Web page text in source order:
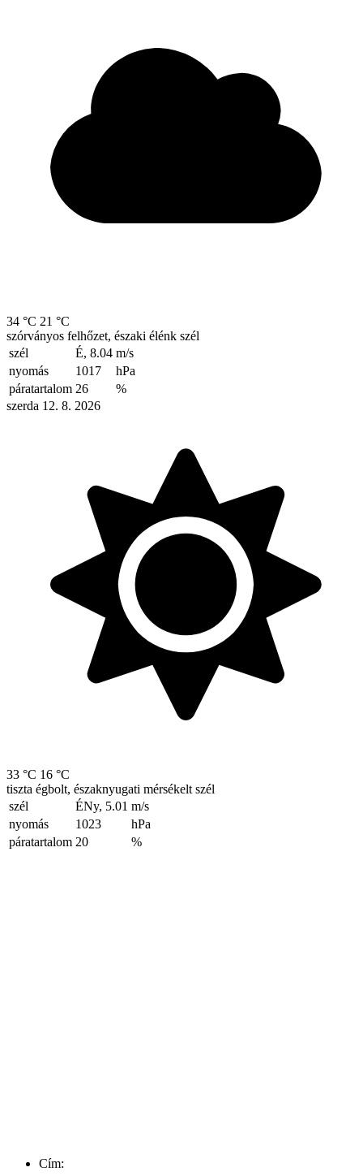
34 °C 21 °C
szórványos felhőzet, északi élénk szél
szél
É, 8.04 m/s
nyomás
1017
hPa
páratartalom 26
%
szerda 12. 8. 2026
33 °C 16 °C
tiszta égbolt, északnyugati mérsékelt szél
szél
ÉNy, 5.01 m/s
nyomás
1023
hPa
páratartalom 20 %
Cím: